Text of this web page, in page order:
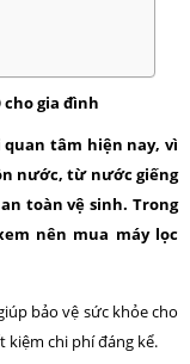
cho gia đình
tâm hiện nay, vì
nước, từ nước giếng
toàn vệ sinh. Trong
nên mua máy lọc
bảo vệ sức khỏe cho
kiệm chi phí đáng kể.